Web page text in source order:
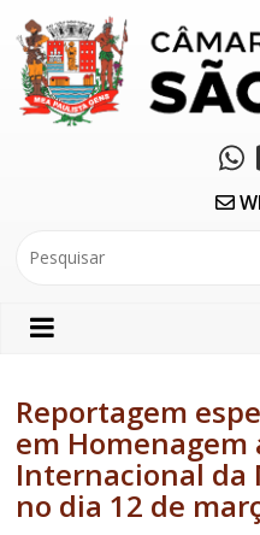
Reportagem
em Homenagem
Internacional da
no dia 12 de